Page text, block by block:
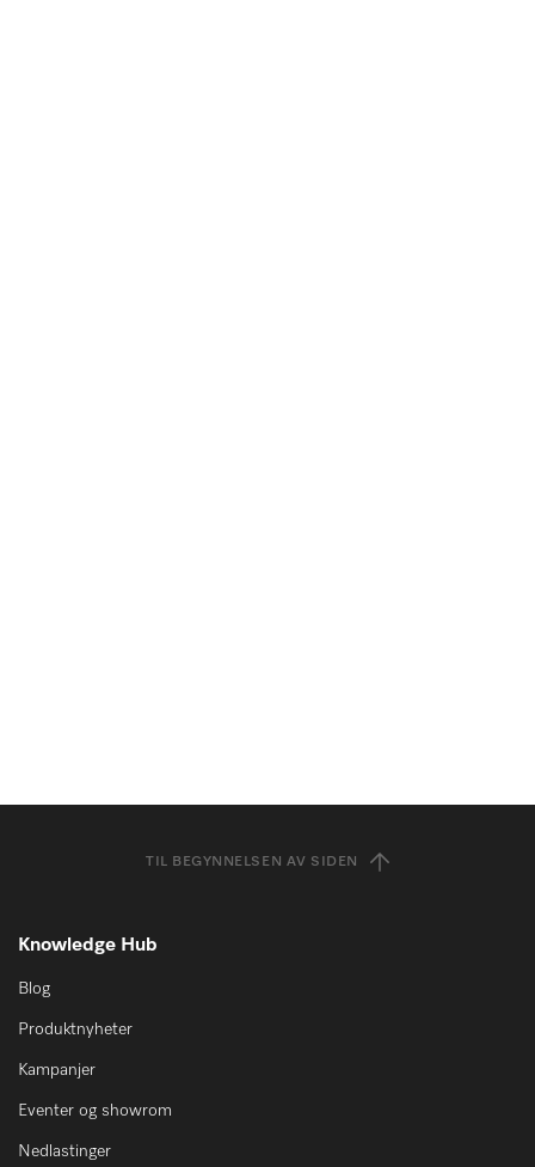
TIL BEGYNNELSEN AV SIDEN
Knowledge Hub
Blog
Produktnyheter
Kampanjer
Eventer og showrom
Nedlastinger